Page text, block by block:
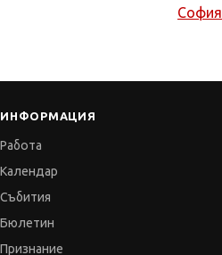
София
ИНФОРМАЦИЯ
Работа
Календар
Събития
Бюлетин
Признание